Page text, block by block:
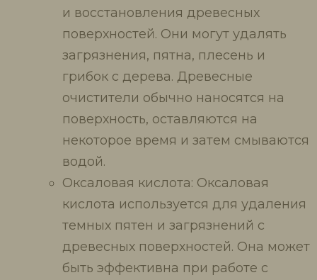
и восстановления древесных
поверхностей. Они могут удалять
загрязнения, пятна, плесень и
грибок с дерева. Древесные
очистители обычно наносятся на
поверхность, оставляются на
некоторое время и затем смываются
водой.
Оксаловая кислота: Оксаловая
кислота используется для удаления
темных пятен и загрязнений с
древесных поверхностей. Она может
быть эффективна при работе с